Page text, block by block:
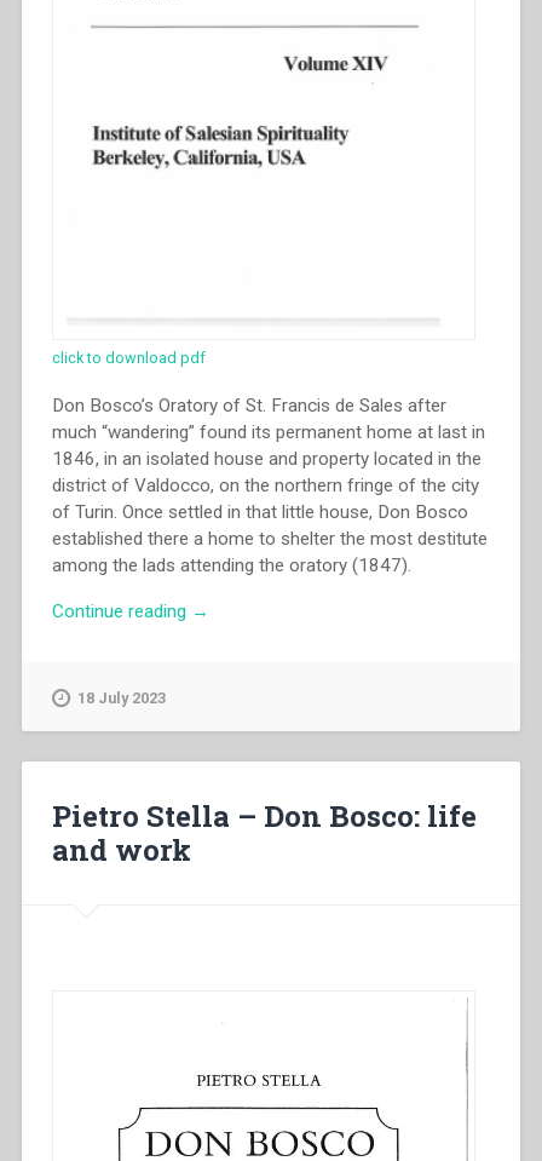
click to download pdf
Don Bosco’s Oratory of St. Francis de Sales after
much “wandering” found its permanent home at last in
1846, in an isolated house and property located in the
district of Valdocco, on the northern fringe of the city
of Turin. Once settled in that little house, Don Bosco
established there a home to shelter the most destitute
among the lads attending the oratory (1847).
Continue reading “Arthur
1852.
Conflict,
→
18 July 2023
Pietro Stella – Don Bosco: life
and work